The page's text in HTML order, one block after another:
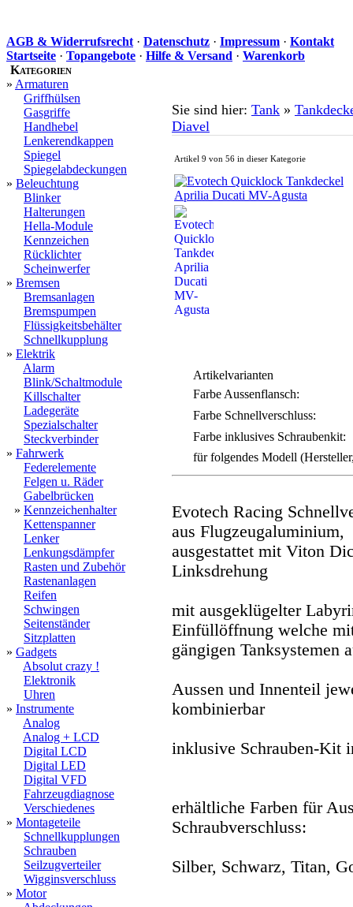
AGB & Widerrufsrecht · Datenschutz · Impressum · Kontakt
Startseite · Topangebote · Hilfe & Versand · Warenkorb
Kategorien
» Armaturen
Griffhülsen
Gasgriffe
Handhebel
Lenkerendkappen
Spiegel
Spiegelabdeckungen
» Beleuchtung
Blinker
Halterungen
Hella-Module
Kennzeichen
Rücklichter
Scheinwerfer
» Bremsen
Bremsanlagen
Bremspumpen
Flüssigkeitsbehälter
Schnellkupplung
» Elektrik
Alarm
Blink/Schaltmodule
Killschalter
Ladegeräte
Spezialschalter
Steckverbinder
» Fahrwerk
Federelemente
Felgen u. Räder
Gabelbrücken
» Kennzeichenhalter
Kettenspanner
Lenker
Lenkungsdämpfer
Rasten und Zubehör
Rastenanlagen
Reifen
Schwingen
Seitenständer
Sitzplatten
» Gadgets
Absolut crazy !
Elektronik
Uhren
» Instrumente
Analog
Analog + LCD
Digital LCD
Digital LED
Digital VFD
Fahrzeugdiagnose
Verschiedenes
» Montageteile
Schnellkupplungen
Schrauben
Seilzugverteiler
Wigginsverschluss
» Motor
Sie sind hier: Tank »
Diavel
Artikel 9 von 56 in dieser Kategorie
Artikelvarianten
Farbe Aussenflansch:
Farbe Schnellverschluss:
Farbe inklusives Schraubenkit:
für folgendes Modell
Evotech Racing
aus Flugzeugaluminium,
ausgestattet mit Viton
Linksdrehung
mit ausgeklügelter
Einfüllöffnung welche
gängigen Tanksystemen
Aussen und Innenteil
kombinierbar
inklusive Schrauben-Kit
erhältliche Farben für
Schraubverschluss:
Silber, Schwarz, Titan,